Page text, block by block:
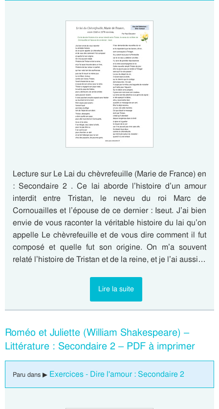
Lecture sur Le Lai du chèvrefeuille (Marie de France) en
: Secondaire 2 . Ce lai aborde l’histoire d’un amour
interdit entre Tristan, le neveu du roi Marc de
Cornouailles et l’épouse de ce dernier : Iseut. J’ai bien
envie de vous raconter la véritable histoire du lai qu’on
appelle Le chèvrefeuille et de vous dire comment il fut
composé et quelle fut son origine. On m’a souvent
relaté l’histoire de Tristan et de la reine, et je l’ai aussi…
Lire la suite
Roméo et Juliette (William Shakespeare) –
Littérature : Secondaire 2 – PDF à imprimer
Paru dans ▶ Exercices - Dire l'amour : Secondaire 2